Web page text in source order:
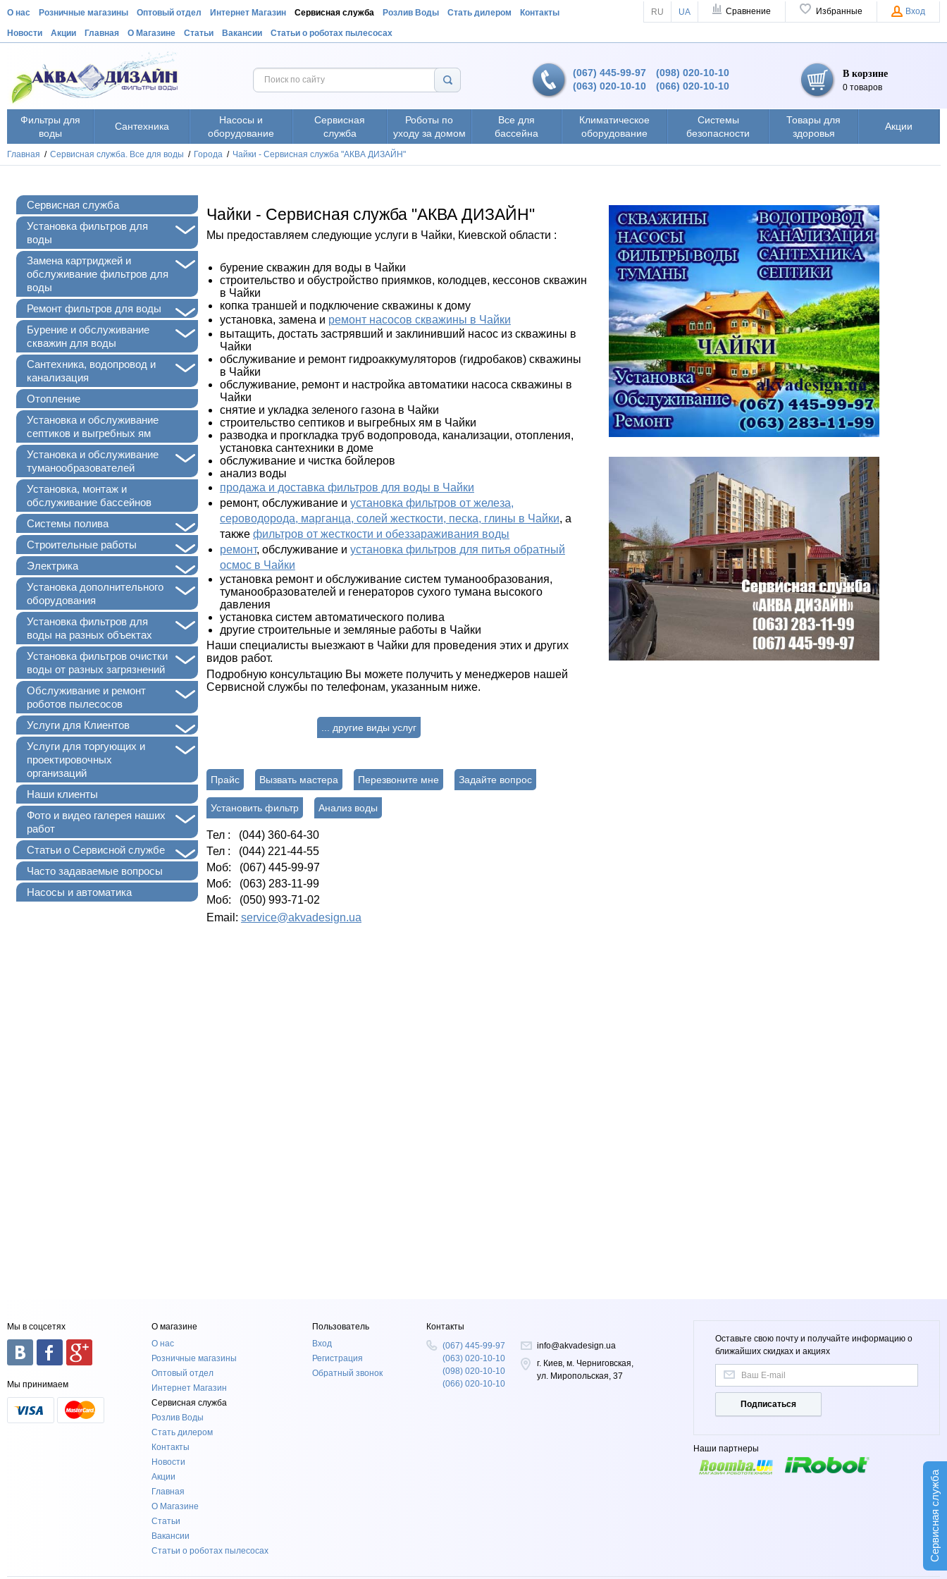
Сервисная служба
О нас Розничные магазины Оптовый отдел Интернет Магазин Сервисная служба Розлив Воды Стать дилером Контакты
Новости Акции Главная О Магазине Статьи Вакансии Статьи о роботах пылесосах
RU UA Сравнение Избранные Вход
(067) 445-99-97
(063) 020-10-10
(098) 020-10-10
(066) 020-10-10
В корзине
0 товаров
Фильтры для
воды
Сантехника
Насосы и
оборудование
Сервисная
служба
Роботы по
уходу за домом
Все для
бассейна
Климатическое
оборудование
Системы
безопасности
Товары для
здоровья
Акции
Главная / Сервисная служба. Все для воды / Города / Чайки - Сервисная служба "АКВА ДИЗАЙН"
Сервисная служба
+
Установка фильтров для
воды
Замена картриджей и
обслуживание фильтров для
воды
+
Ремонт фильтров для воды
+
Бурение и обслуживание
скважин для воды
+
Сантехника, водопровод и
канализация
Отопление
Установка и обслуживание
септиков и выгребных ям
+
Установка и обслуживание
туманообразователей
Установка, монтаж и
обслуживание бассейнов
Системы полива
Строительные работы
Электрика
+
Установка дополнительного
оборудования
+
Установка фильтров для
воды на разных объектах
+
Установка фильтров очистки
воды от разных загрязнений
+
Обслуживание и ремонт
роботов пылесосов
Услуги для Клиентов
+
Услуги для торгующих и
проектировочных
организаций
Наши клиенты
+
Фото и видео галерея наших
работ
+
Статьи о Сервисной службе
Часто задаваемые вопросы
Насосы и автоматика
Чайки - Сервисная служба "АКВА ДИЗАЙН"
Мы предоставляем следующие услуги в Чайки, Киевской области :
бурение скважин для воды в Чайки
строительство и обустройство приямков, колодцев, кессонов скважин
в Чайки
копка траншей и подключение скважины к дому
установка, замена и ремонт насосов скважины в Чайки
вытащить, достать застрявший и заклинивший насос из скважины в
Чайки
обслуживание и ремонт гидроаккумуляторов (гидробаков) скважины
в Чайки
обслуживание, ремонт и настройка автоматики насоса скважины в
Чайки
снятие и укладка зеленого газона в Чайки
строительство септиков и выгребных ям в Чайки
разводка и прогкладка труб водопровода, канализации, отопления,
установка сантехники в доме
обслуживание и чистка бойлеров
анализ воды
продажа и доставка фильтров для воды в Чайки
ремонт, обслуживание и установка фильтров от железа,
сероводорода, марганца, солей жесткости, песка, глины в Чайки, а
также фильтров от жесткости и обеззараживания воды
ремонт, обслуживание и установка фильтров для питья обратный
осмос в Чайки
установка ремонт и обслуживание систем туманообразования,
туманообразователей и генераторов сухого тумана высокого
давления
установка систем автоматического полива
другие строительные и земляные работы в Чайки
Наши специалисты выезжают в Чайки для проведения этих и других
видов работ.
Подробную консультацию Вы можете получить у менеджеров нашей
Сервисной службы по телефонам, указанным ниже.
... другие виды услуг
Прайс Вызвать мастера Перезвоните мне Задайте вопрос
Установить фильтр Анализ воды
Тел : (044) 360-64-30
Тел : (044) 221-44-55
Моб: (067) 445-99-97
Моб: (063) 283-11-99
Моб: (050) 993-71-02
Email: service@akvadesign.ua
Мы в соцсетях
Мы принимаем
О магазине
О нас
Розничные магазины
Оптовый отдел
Интернет Магазин
Сервисная служба
Розлив Воды
Стать дилером
Контакты
Новости
Акции
Главная
О Магазине
Статьи
Вакансии
Статьи о роботах пылесосах
Пользователь
Вход
Регистрация
Обратный звонок
Контакты
(067) 445-99-97
(063) 020-10-10
(098) 020-10-10
(066) 020-10-10
info@akvadesign.ua
г. Киев, м. Черниговская,
ул. Миропольская, 37
Оставьте свою почту и получайте информацию о
ближайших скидках и акциях
Подписаться
Наши партнеры